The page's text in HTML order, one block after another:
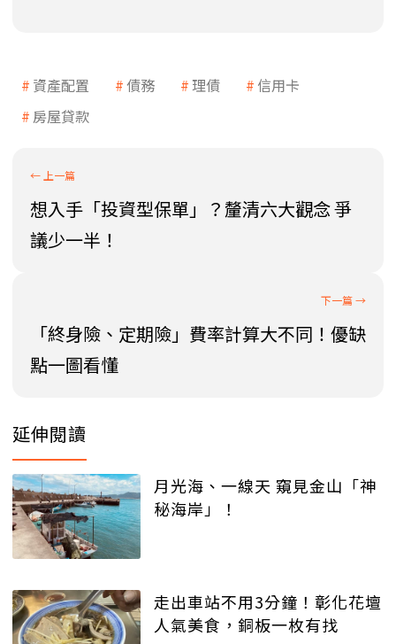
資產配置 債務 理債
信用卡
房屋貸款
想入手「投資型保單」？釐清六大觀念 爭
議少一半！
「終身險、定期險」費率計算大不同！優缺
點一圖看懂
延伸閱讀
月光海、一線天 窺見金山「神
秘海岸」！
走出車站不用3分鐘！彰化花壇
人氣美食，銅板一枚有找